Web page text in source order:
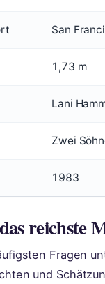
San
1,73 m
Lani
Zwei
1983
reichste
Fragen
und